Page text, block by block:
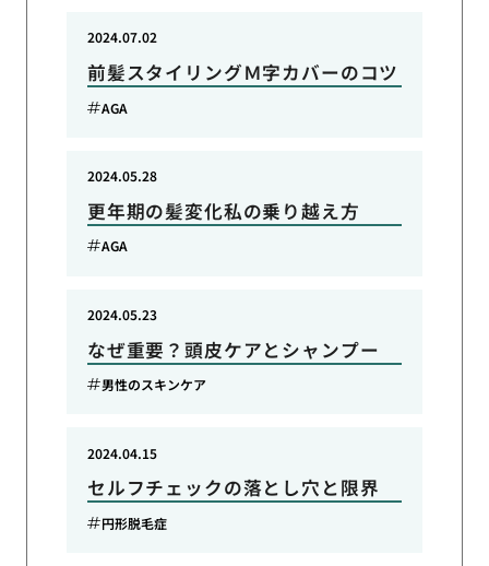
前髪スタイリングＭ字カバーのコツ
2024.07.02
AGA
更年期の髪変化私の乗り越え方
2024.05.28
AGA
なぜ重要？頭皮ケアとシャンプー
2024.05.23
男性のスキンケア
セルフチェックの落とし穴と限界
2024.04.15
円形脱毛症